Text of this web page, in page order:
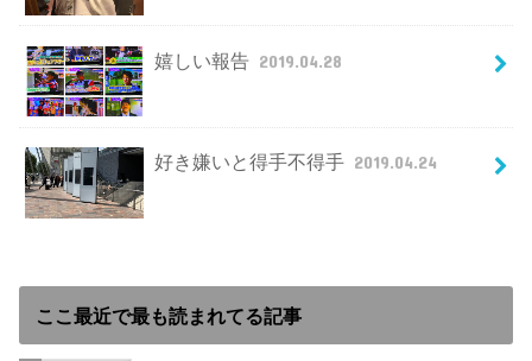
嬉しい報告 2019.04.28
好き嫌いと得手不得手 2019.04.24
ここ最近で最も読まれてる記事